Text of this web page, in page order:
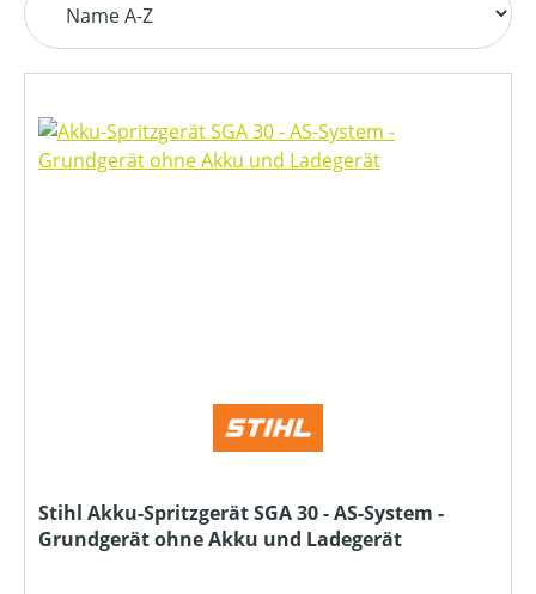
Stihl Akku-Spritzgerät SGA 30 - AS-System -
Grundgerät ohne Akku und Ladegerät